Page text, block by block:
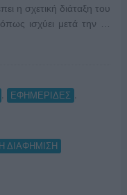
η σχετική διάταξη του
ισχύει μετά την …
ΕΦΗΜΕΡΙΔΕΣ
ΔΙΑΦΗΜΙΣΗ